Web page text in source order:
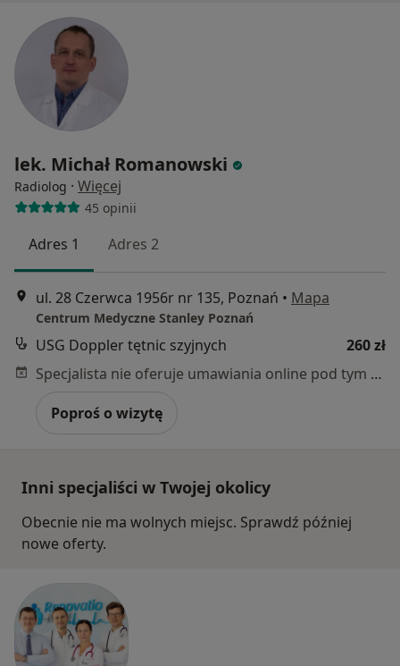
lek. Michał Romanowski
Radiolog · Więcej
45 opinii
Adres 1 Adres 2
ul. 28 Czerwca 1956r nr 135, Poznań • Mapa
Centrum Medyczne Stanley Poznań
USG Doppler tętnic szyjnych
260 zł
Specjalista nie oferuje umawiania online pod tym adresem.
Poproś o wizytę
Inni specjaliści w Twojej okolicy
Obecnie nie ma wolnych miejsc. Sprawdź później
nowe oferty.